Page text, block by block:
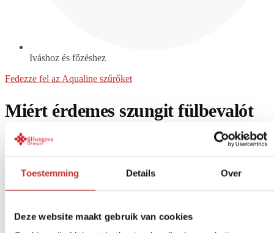
Toestemming Details Over
Deze website maakt gebruik van cookies
Iváshoz és főzéshez
Fedezze fel az Aqualine szűrőket
Miért érdemes szungit fülbevalót
választani?
változtatja. Érzékeny fülünk számára jótékony hatással lehet, ha
A szungit fülbevalók használata